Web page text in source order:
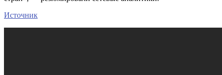
Источник